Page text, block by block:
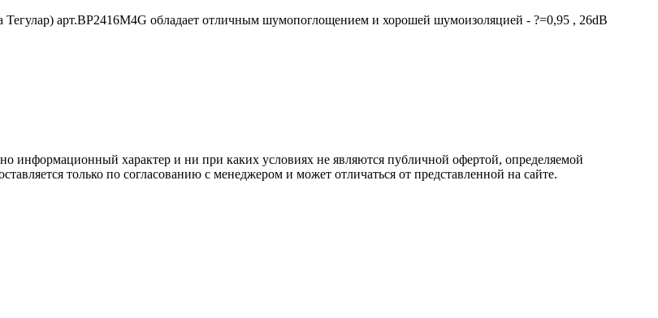
арт.BP2416M4G обладает отличным шумопоглощением и хорошей шумоизоляцией - ?=0,95 , 26dB
информационный характер и ни при каких условиях не являются публичной офертой, определяемой
только по согласованию с менеджером и может отличаться от представленной на сайте.